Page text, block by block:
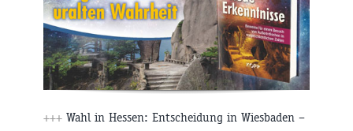
+++ Wahl in Hessen: Entscheidung in Wiesbaden –